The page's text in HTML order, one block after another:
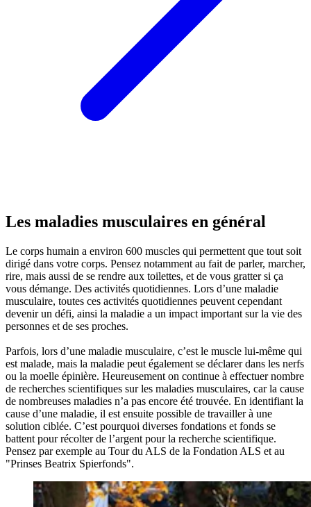
Les maladies musculaires en général
Le corps humain a environ 600 muscles qui permettent que tout soit
dirigé dans votre corps. Pensez notamment au fait de parler, marcher,
rire, mais aussi de se rendre aux toilettes, et de vous gratter si ça
vous démange. Des activités quotidiennes. Lors d’une maladie
musculaire, toutes ces activités quotidiennes peuvent cependant
devenir un défi, ainsi la maladie a un impact important sur la vie des
personnes et de ses proches.
Parfois, lors d’une maladie musculaire, c’est le muscle lui-même qui
est malade, mais la maladie peut également se déclarer dans les nerfs
ou la moelle épinière. Heureusement on continue à effectuer nombre
de recherches scientifiques sur les maladies musculaires, car la cause
de nombreuses maladies n’a pas encore été trouvée. En identifiant la
cause d’une maladie, il est ensuite possible de travailler à une
solution ciblée. C’est pourquoi diverses fondations et fonds se
battent pour récolter de l’argent pour la recherche scientifique.
Pensez par exemple au Tour du ALS de la Fondation ALS et au
"Prinses Beatrix Spierfonds".